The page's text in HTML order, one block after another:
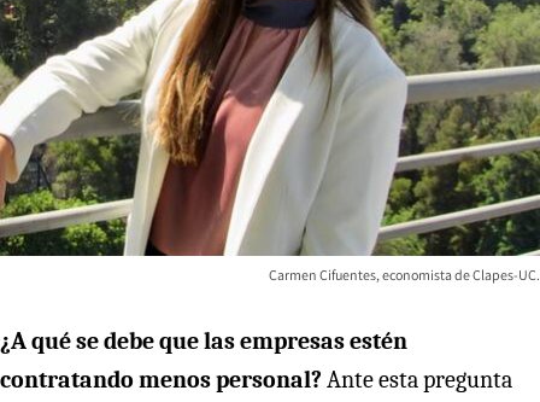
Carmen Cifuentes, economista de Clapes-UC.
¿A qué se debe que las empresas estén
contratando menos personal? Ante esta pregunta